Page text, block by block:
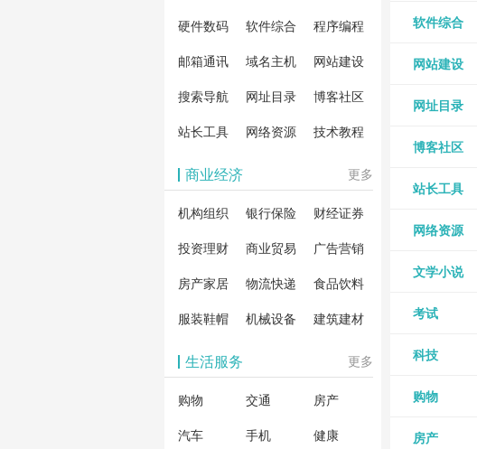
等全新电
卓破解软件
载！旨在打
造一个绿色
件共享站、
资源
硬件数码
软件综合
程序编程
邮箱通讯
域名主机
网站建设
搜索导航
网址目录
博客社区
站长工具
网络资源 技术教程
商业经济 更多
机构组织 银行保险
财经证券
投资理财
商业贸易
广告营销
房产家居
物流快递
食品饮料
服装鞋帽
机械设备 建筑建材
生活服务 更多
购物 交通
房产
汽车
手机
健康
软件综合
网站建设
网址目录
博客社区
站长工具
网络资源
文学小说
考试
科技
购物
房产